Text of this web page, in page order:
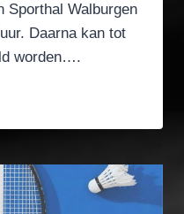
Sporthal Walburgen
Daarna kan tot
worden….